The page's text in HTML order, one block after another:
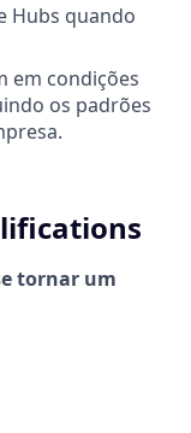
Hubs quando
em condições
os padrões
tornar um